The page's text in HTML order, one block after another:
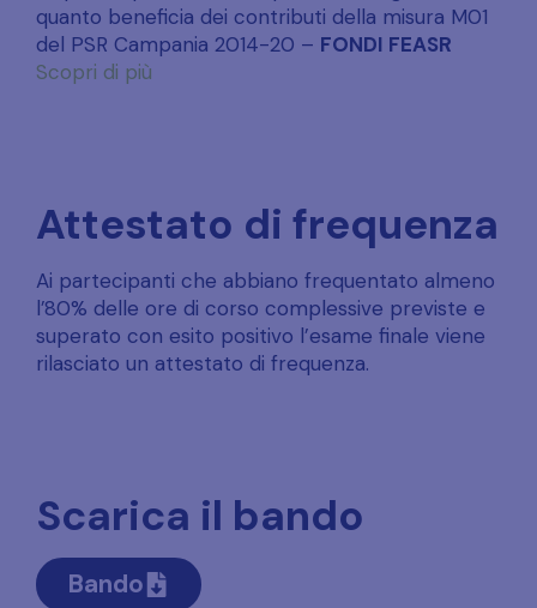
quanto beneficia dei contributi della misura M01
del PSR Campania 2014-20 – FONDI FEASR
Scopri di più
Attestato di frequenza
Ai partecipanti che abbiano frequentato almeno
l’80% delle ore di corso complessive previste e
superato con esito positivo l’esame finale viene
rilasciato un attestato di frequenza.
Scarica il bando
Bando